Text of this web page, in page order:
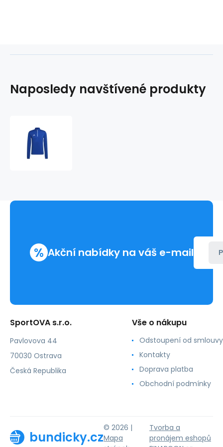
Naposledy navštívené produkty
-
% Akční nabídky na váš e-mail
SportOVA s.r.o.
Pavlovova 44
70030 Ostrava
Česká Republika
Vše o nákupu
Odstoupení od smlouvy
Kontakty
Doprava platba
Obchodní podmínky
bundicky.cz
© 2026 |
Mapa
Tvorba a
pronájem eshopů